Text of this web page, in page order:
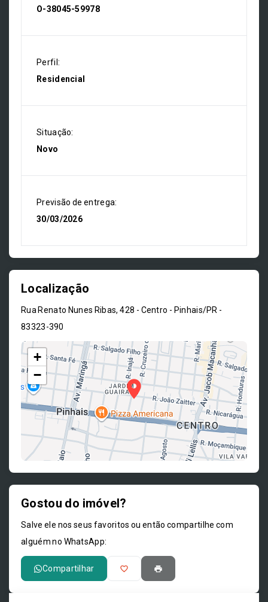
O-38045-59978
Perfil:
Residencial
Situação:
Novo
Previsão de entrega:
30/03/2026
Localização
Rua Renato Nunes Ribas, 428 - Centro - Pinhais/PR -
83323-390
+
−
Gostou do imóvel?
Salve ele nos seus favoritos ou então compartilhe com
alguém no WhatsApp:
Compartilhar